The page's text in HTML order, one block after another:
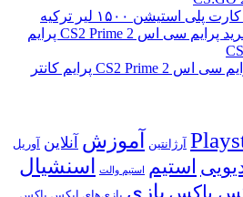
پلی استیشن ۱۵۰۰ لیر ترکیه
خرید پرایم سی اس 2 CS2 Prime پرایم
خرید پرایم سی اس 2 CS2 Prime پرایم کانتر
آرژانتین آموزش آنلاین
آوریل
استیم استیم والت اسنشیال
بازی